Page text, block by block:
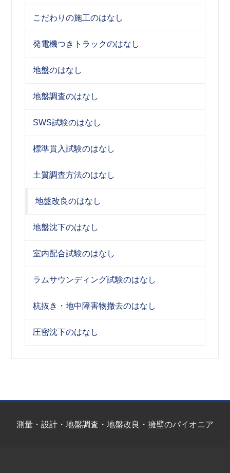
こだわりの施工のはなし
発電機つきトラックのはなし
地盤のはなし
地盤調査のはなし
SWS試験のはなし
標準貫入試験のはなし
土質調査方法のはなし
地盤改良のはなし
地盤沈下のはなし
室内配合試験のはなし
ラムサウンディング試験のはなし
杭抜き・地中障害物撤去のはなし
圧密沈下のはなし
測量・設計・地盤調査・地盤改良・擁壁のパイオニア